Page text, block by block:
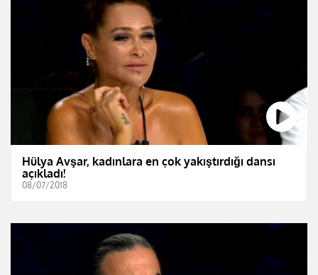
Hülya Avşar, kadınlara en çok yakıştırdığı dansı
açıkladı!
08/07/2018